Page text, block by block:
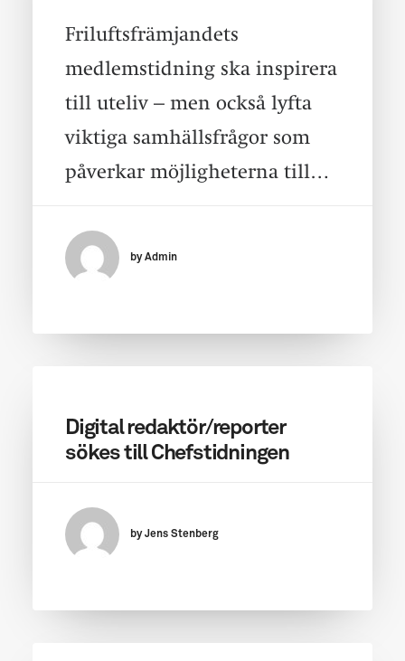
Friluftsfrämjandets
medlemstidning ska inspirera
till uteliv – men också lyfta
viktiga samhällsfrågor som
påverkar möjligheterna till…
by Admin
Digital redaktör/reporter
sökes till Chefstidningen
by Jens Stenberg